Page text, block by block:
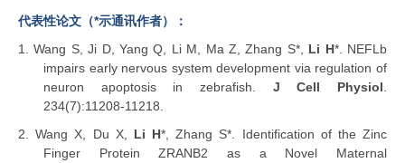
代表性论文（*示通讯作者）：
1.Wang S, Ji D, Yang Q, Li M, Ma Z, Zhang S*, Li H*. NEFLb
impairs early nervous system development via regulation of
neuron apoptosis in zebrafish. J Cell Physiol
234(7):11208-11218.
2 .Wang X, Du X, Li H*, Zhang S*. Identification of the Zinc
Finger Protein ZRANB2 as a Novel Maternal